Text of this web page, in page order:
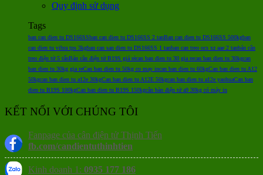
Quy định sử dụng
Tags
ban can dien tu DS166SSban can dien tu DS166SS 2 tanBan can dien tu DS166SS 500kgban
can dien tu vibra tps 3kgban can san dien tu DS166SS 1 tanban can treo ocs xz aae 2 tanbán cân
treo điện tử 5 tấnBán cân điện tử B19S giá rẻcan ban dien tu 30 gia recan ban dien tu 30kgcan
ban dien tu 30kg gia reCan ban dien tu 50kg co may incan ban dien tu 60kgCan ban dien tu A12
50kgcan ban dien tu a12e 30kgCan ban dien tu A12E 50kgcan ban dien tu a12e yaohuaCan ban
dien tu B19S 100kgCan ban dien tu B19S 150kgcân bàn điện tử a9 30kg có máy in
KẾT NỐI VỚI CHÚNG TÔI
Fanpage của cân điện tử Thịnh Tiến
fb.com/candientuthinhtien
Kinh doanh 1: 0935 177 186